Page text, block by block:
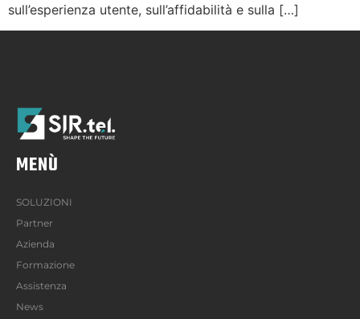
sull’esperienza utente, sull’affidabilità e sulla […]
MENÙ
SOLUZIONI
Partner
Azienda
Formazione
Assistenza
News